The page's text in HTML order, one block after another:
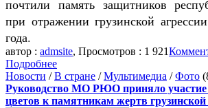
почтили память защитников
при отражении грузинской
года.
автор : admsite, Просмотров : 1 921
Подробнее
Новости /В стране /Мультимедиа /Фото
Руководство МО РЮО приняло участие
цветов к памятникам жертв грузинской